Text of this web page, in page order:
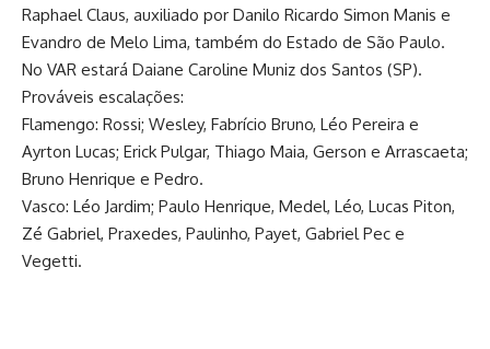
Raphael Claus, auxiliado por Danilo Ricardo Simon Manis e
Evandro de Melo Lima, também do Estado de São Paulo.
No VAR estará Daiane Caroline Muniz dos Santos (SP).
Prováveis escalações:
Flamengo: Rossi; Wesley, Fabrício Bruno, Léo Pereira e
Ayrton Lucas; Erick Pulgar, Thiago Maia, Gerson e Arrascaeta;
Bruno Henrique e Pedro.
Vasco: Léo Jardim; Paulo Henrique, Medel, Léo, Lucas Piton,
Zé Gabriel, Praxedes, Paulinho, Payet, Gabriel Pec e
Vegetti.